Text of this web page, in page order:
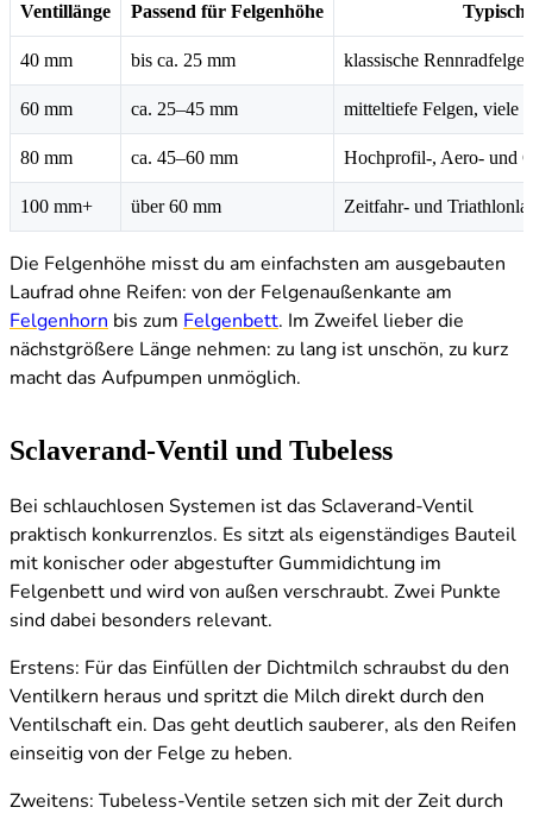
Ventillänge Passend für Felgenhöhe
40 mm bis ca. 25 mm klassische
60 mm ca. 25–45 mm mitteltiefe Felgen, viele
80 mm ca. 45–60 mm Hochprofil-, Aero- und
100 mm+ über 60 mm Zeitfahr- und
Die Felgenhöhe misst du am einfachsten am ausgebauten
Laufrad ohne Reifen: von der Felgenaußenkante am
Felgenhorn bis zum Felgenbett. Im Zweifel lieber die
nächstgrößere Länge nehmen: zu lang ist unschön, zu kurz
macht das Aufpumpen unmöglich.
Sclaverand-Ventil und Tubeless
Bei schlauchlosen Systemen ist das Sclaverand-Ventil
praktisch konkurrenzlos. Es sitzt als eigenständiges Bauteil
mit konischer oder abgestufter Gummidichtung im
Felgenbett und wird von außen verschraubt. Zwei Punkte
sind dabei besonders relevant.
Erstens: Für das Einfüllen der Dichtmilch schraubst du den
Ventilkern heraus und spritzt die Milch direkt durch den
Ventilschaft ein. Das geht deutlich sauberer, als den Reifen
einseitig von der Felge zu heben.
Zweitens: Tubeless-Ventile setzen sich mit der Zeit durch